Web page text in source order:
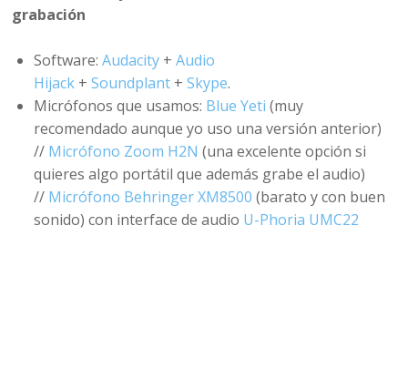
grabación
Software:Audacity +Audio
Hijack +Soundplant +Skype.
Micrófonos que usamos: Blue Yeti (muy
recomendado aunque yo uso una versión anterior)
// Micrófono Zoom H2N (una excelente opción si
quieres algo portátil que además grabe el audio)
// Micrófono Behringer XM8500 (barato y con buen
sonido) con interface de audio U-Phoria UMC22